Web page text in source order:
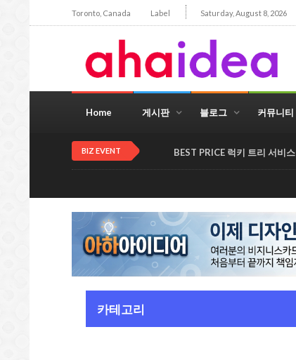
Toronto, Canada Label Saturday, August 8, 2026
Home 게시판 블로그 커뮤니티
BIZ EVENT BEST PRICE 럭키 트리 서비스
카테고리